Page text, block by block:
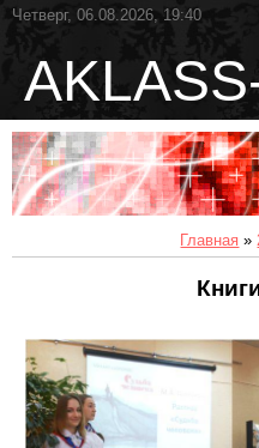
Четверг, 06.08.2026, 19:40
Главная »